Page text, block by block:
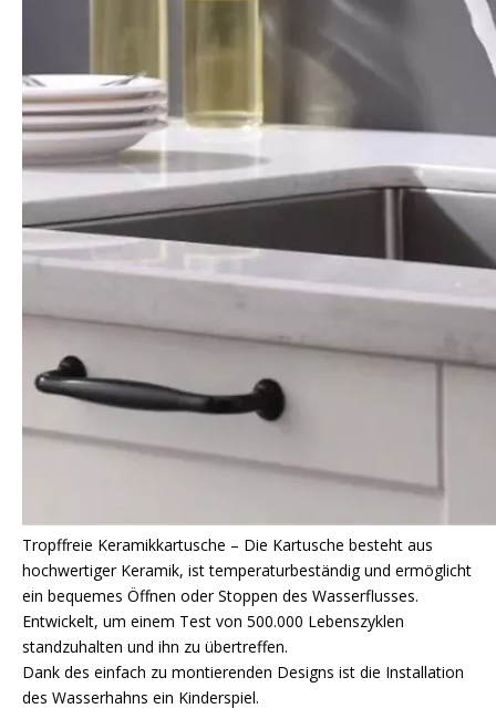
Tropffreie Keramikkartusche – Die Kartusche besteht aus
hochwertiger Keramik, ist temperaturbeständig und ermöglicht
ein bequemes Öffnen oder Stoppen des Wasserflusses.
Entwickelt, um einem Test von 500.000 Lebenszyklen
standzuhalten und ihn zu übertreffen.
Dank des einfach zu montierenden Designs ist die Installation
des Wasserhahns ein Kinderspiel.